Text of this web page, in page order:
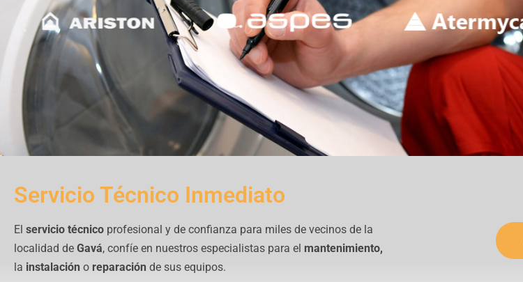
Servicio Técnico Inmediato
El servicio técnico profesional y de confianza para miles de vecinos de la
localidad de Gavá, confíe en nuestros especialistas para el mantenimiento,
la instalación o reparación de sus equipos.